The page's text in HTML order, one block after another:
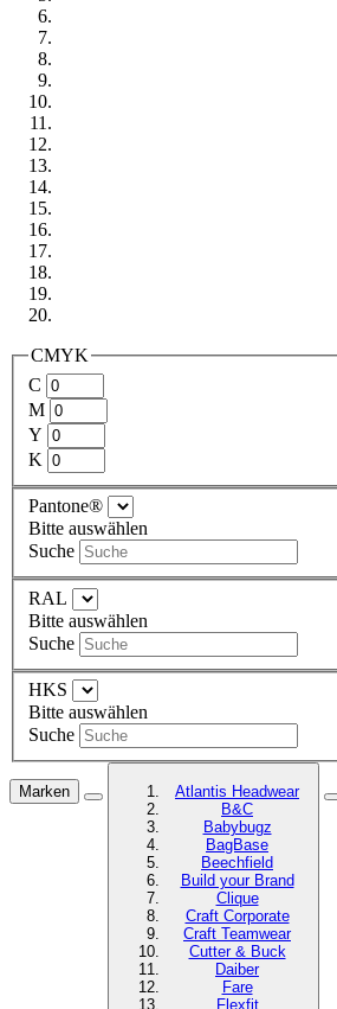
CMYK
C
M
Y
K
Pantone®
Bitte auswählen
Suche
RAL
Bitte auswählen
Suche
HKS
Bitte auswählen
Suche
Marken
Atlantis Headwear
B&C
Babybugz
BagBase
Beechfield
Build your Brand
Clique
Craft Corporate
Craft Teamwear
Cutter & Buck
Daiber
Fare
Flexfit